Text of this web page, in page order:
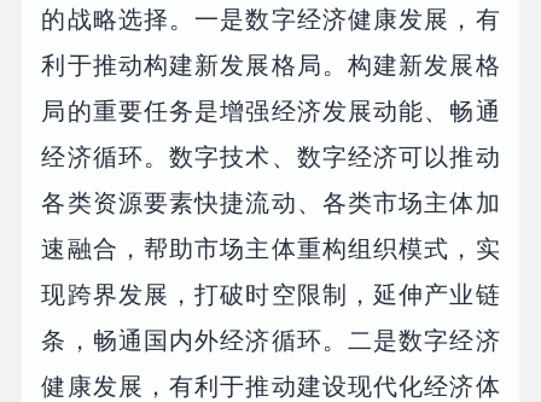
的战略选择。一是数字经济健康发展，有
利于推动构建新发展格局。构建新发展格
局的重要任务是增强经济发展动能、畅通
经济循环。数字技术、数字经济可以推动
各类资源要素快捷流动、各类市场主体加
速融合，帮助市场主体重构组织模式，实
现跨界发展，打破时空限制，延伸产业链
条，畅通国内外经济循环。二是数字经济
健康发展，有利于推动建设现代化经济体